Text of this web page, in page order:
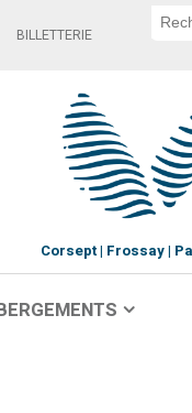
BILLETTERIE
Corsept Frossay